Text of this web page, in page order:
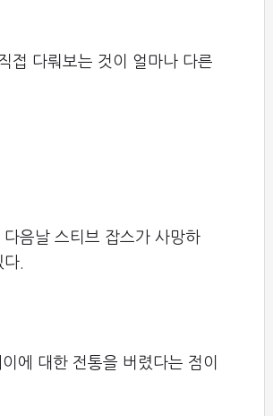
접 다뤄보는 것이 얼마나 다른
음날 스티브 잡스가 사망하
.
에 대한 전통을 버렸다는 점이